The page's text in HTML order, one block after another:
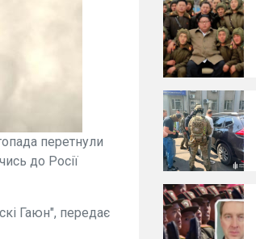
перетнули
до Росії
Гаюн", передає